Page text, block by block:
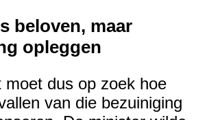
beloven, maar
opleggen
moet dus op zoek hoe
van die bezuiniging